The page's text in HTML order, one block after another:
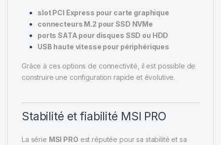
slot PCI Express pour carte graphique
connecteurs M.2 pour SSD NVMe
ports SATA pour disques SSD ou HDD
USB haute vitesse pour périphériques
Grâce à ces options de connectivité, il est possible de
construire une configuration rapide et évolutive.
Stabilité et fiabilité MSI PRO
La série MSI PRO est réputée pour sa stabilité et sa